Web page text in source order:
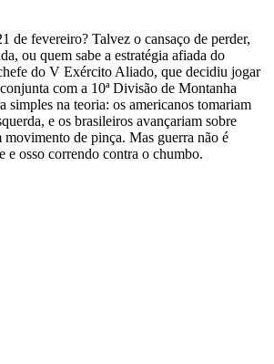
de fevereiro? Talvez o cansaço de perder,
ou quem sabe a estratégia afiada do
do V Exército Aliado, que decidiu jogar
com a 10ª Divisão de Montanha
simples na teoria: os americanos tomariam
e os brasileiros avançariam sobre
movimento de pinça. Mas guerra não é
e osso correndo contra o chumbo.